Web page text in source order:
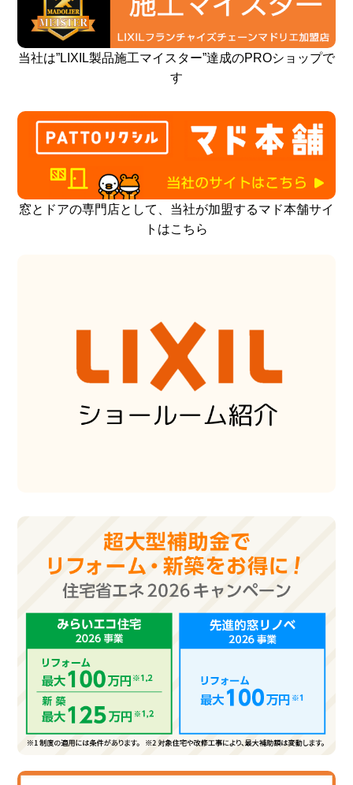
当社は”LIXIL製品施工マイスター”達成のPROショップで
す
窓とドアの専門店として、当社が加盟するマド本舗サイ
トはこちら